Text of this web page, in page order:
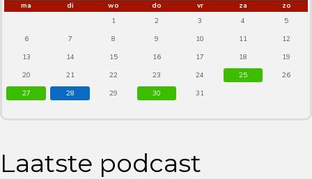
ma di wo do vr za
zo
1
2 3 4
5
6
7 8 9 10 11
12
13
14 15 16 17 18
19
20
21 22 23 24 25
26
27
28 29 30 31
Laatste podcast